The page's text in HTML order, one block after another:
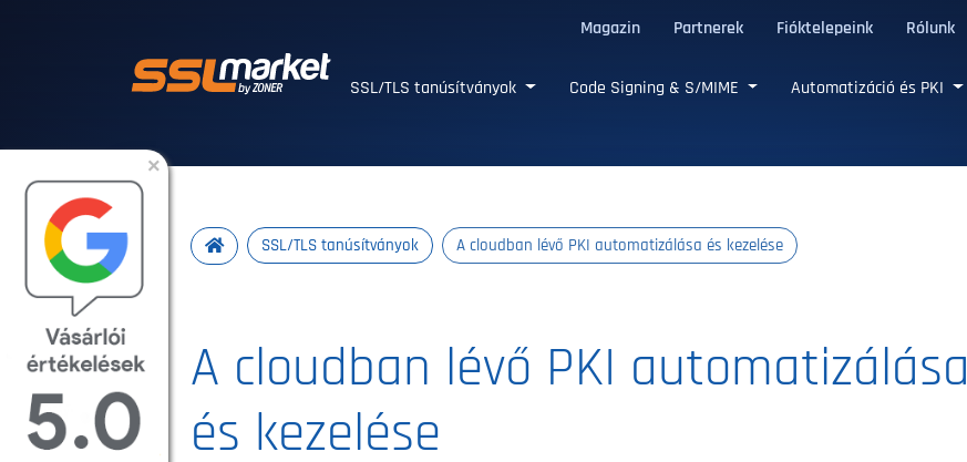
Magazin Partnerek Fióktelepeink Rólunk
SSL/TLS tanúsítványok Code Signing & S/MIME Automatizáció és PKI
SSL/TLS tanúsítványok A cloudban lévő PKI automatizálása és kezelése
A cloudban lévő PKI automatizálása
és kezelése
×